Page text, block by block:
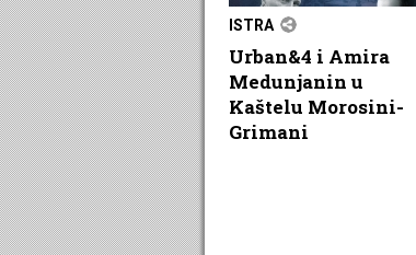
ISTRA
Urban&4 i Amira
Medunjanin u
Kaštelu Morosini-
Grimani